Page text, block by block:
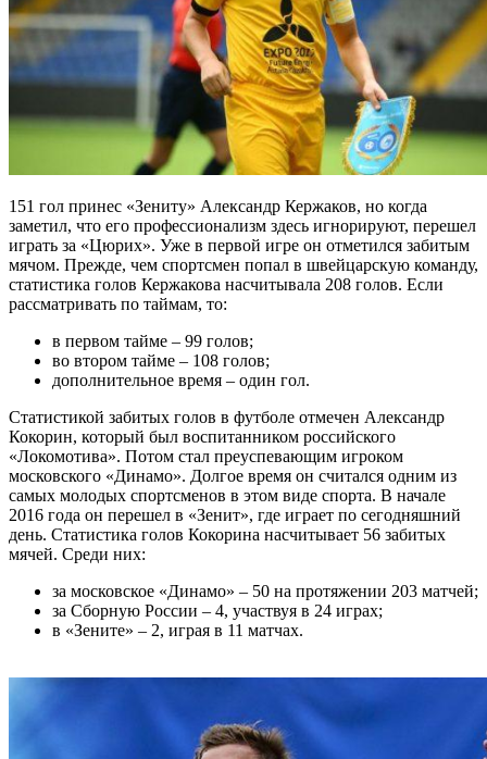
151 гол принес «Зениту» Александр Кержаков, но когда
заметил, что его профессионализм здесь игнорируют, перешел
играть за «Цюрих». Уже в первой игре он отметился забитым
мячом. Прежде, чем спортсмен попал в швейцарскую команду,
статистика голов Кержакова насчитывала 208 голов. Если
рассматривать по таймам, то:
в первом тайме – 99 голов;
во втором тайме – 108 голов;
дополнительное время – один гол.
Статистикой забитых голов в футболе отмечен Александр
Кокорин, который был воспитанником российского
«Локомотива». Потом стал преуспевающим игроком
московского «Динамо». Долгое время он считался одним из
самых молодых спортсменов в этом виде спорта. В начале
2016 года он перешел в «Зенит», где играет по сегодняшний
день. Статистика голов Кокорина насчитывает 56 забитых
мячей. Среди них:
за московское «Динамо» – 50 на протяжении 203 матчей;
за Сборную России – 4, участвуя в 24 играх;
в «Зените» – 2, играя в 11 матчах.